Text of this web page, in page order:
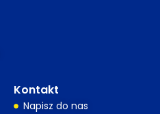
Kontakt
Napisz do nas